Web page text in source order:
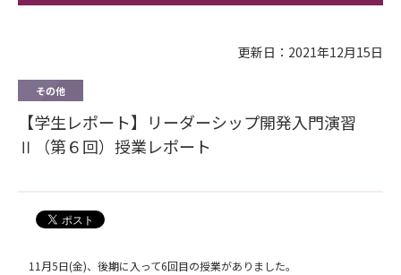
更新日：2021年12月15日
その他
【学生レポート】リーダーシップ開発入門演習
Ⅱ（第６回）授業レポート
11月5日(金)、後期に入って6回目の授業がありました。